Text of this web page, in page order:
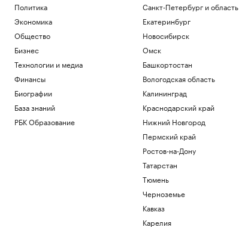
Политика
Экономика
Общество
Бизнес
Технологии и медиа
Финансы
Биографии
База знаний
РБК Образование
Санкт-Петербург и область
Екатеринбург
Новосибирск
Омск
Башкортостан
Вологодская область
Калининград
Краснодарский край
Нижний Новгород
Пермский край
Ростов-на-Дону
Татарстан
Тюмень
Черноземье
Кавказ
Карелия